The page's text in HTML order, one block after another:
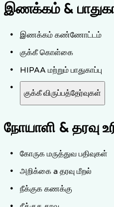
இணக்கம் &
இணக்கம் கண்ணோட்டம்
குக்கீ கொள்கை
HIPAA மற்றும் பாதுகாப்பு
குக்கீ விருப்பத்தேர்வுகள்
நோயாளி & தரவு
கோருக மருத்துவ பதிவுகள்
அறிக்கை a தரவு மீறல்
நீக்குக கணக்கு